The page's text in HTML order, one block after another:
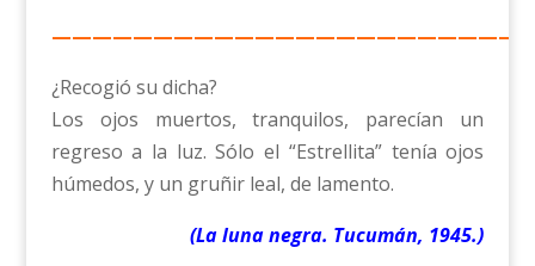
¿Recogió su dicha?
Los ojos muertos, tranquilos, parecían un
regreso a la luz. Sólo el “Estrellita” tenía ojos
húmedos, y un gruñir leal, de lamento.
(La luna negra. Tucumán, 1945.)